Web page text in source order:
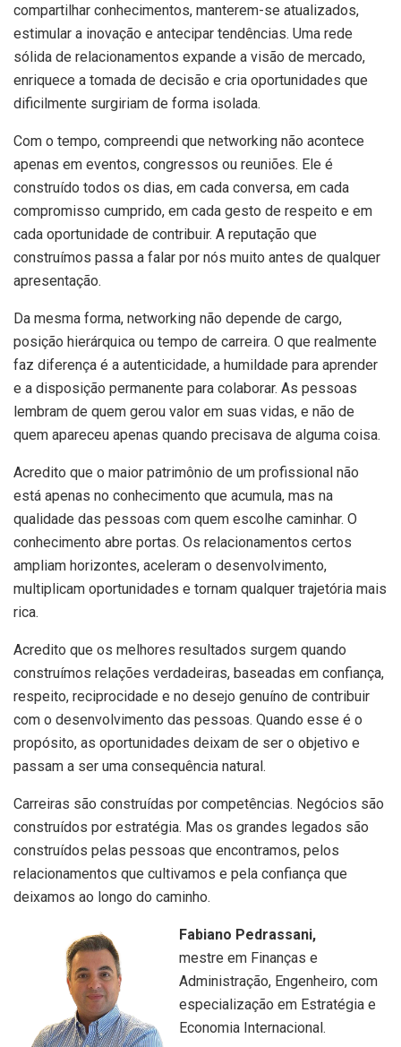
compartilhar conhecimentos, manterem-se atualizados,
estimular a inovação e antecipar tendências. Uma rede
sólida de relacionamentos expande a visão de mercado,
enriquece a tomada de decisão e cria oportunidades que
dificilmente surgiriam de forma isolada.
Com o tempo, compreendi que networking não acontece
apenas em eventos, congressos ou reuniões. Ele é
construído todos os dias, em cada conversa, em cada
compromisso cumprido, em cada gesto de respeito e em
cada oportunidade de contribuir. A reputação que
construímos passa a falar por nós muito antes de qualquer
apresentação.
Da mesma forma, networking não depende de cargo,
posição hierárquica ou tempo de carreira. O que realmente
faz diferença é a autenticidade, a humildade para aprender
e a disposição permanente para colaborar. As pessoas
lembram de quem gerou valor em suas vidas, e não de
quem apareceu apenas quando precisava de alguma coisa.
Acredito que o maior patrimônio de um profissional não
está apenas no conhecimento que acumula, mas na
qualidade das pessoas com quem escolhe caminhar. O
conhecimento abre portas. Os relacionamentos certos
ampliam horizontes, aceleram o desenvolvimento,
multiplicam oportunidades e tornam qualquer trajetória mais
rica.
Acredito que os melhores resultados surgem quando
construímos relações verdadeiras, baseadas em confiança,
respeito, reciprocidade e no desejo genuíno de contribuir
com o desenvolvimento das pessoas. Quando esse é o
propósito, as oportunidades deixam de ser o objetivo e
passam a ser uma consequência natural.
Carreiras são construídas por competências. Negócios são
construídos por estratégia. Mas os grandes legados são
construídos pelas pessoas que encontramos, pelos
relacionamentos que cultivamos e pela confiança que
deixamos ao longo do caminho.
Fabiano Pedrassani,
mestre em Finanças e
Administração, Engenheiro, com
especialização em Estratégia e
Economia Internacional.